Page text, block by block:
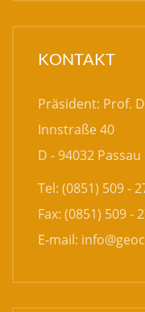
KONTAKT
Präsident: Prof.
Innstraße 40
D - 94032 Passau
Tel: (0851) 509 -
Fax: (0851) 509 -
E-mail: